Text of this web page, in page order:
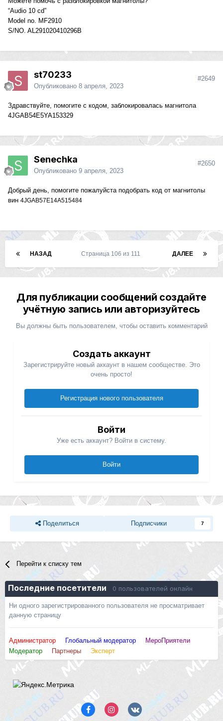
“Audio 10 cd”
Model no. MF2910
S/NO. AL291020410296B
st70233
Опубликовано 8 апреля, 2023
#2649
Здравствуйте, помогите с кодом, заблокировалась магнитола
4JGAB54E5YA153329
Senechka
Опубликовано 9 апреля, 2023
#2650
Добрый день, помогите пожалуйста подобрать код от магнитолы
вин 4JGAB57E14A515484
НАЗАД ДАЛЕЕ
Страница 106 из 111
Для публикации сообщений создайте
учётную запись или авторизуйтесь
Вы должны быть пользователем, чтобы оставить комментарий
Создать аккаунт
Зарегистрируйте новый аккаунт в нашем сообществе. Это
очень просто!
Регистрация нового пользователя
Войти
Уже есть аккаунт? Войти в систему.
Войти
Поделиться Подписчики 7
Перейти к списку тем
Последние посетители 0 пользователей онлайн
Ни одного зарегистрированного пользователя не просматривает
данную страницу
Администратор Глобальный модератор
МероПриятели
Модератор
Партнеры Эксперт